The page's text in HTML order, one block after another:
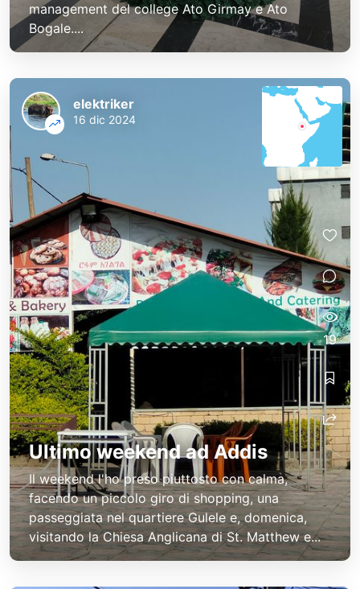
management del college Ato Girmay e Ato
Bogale....
Ultimo weekend ad Addis
Il weekend l'ho preso piuttosto con calma,
facendo un piccolo giro di shopping, una
passeggiata nel quartiere Gulele e, domenica,
visitando la Chiesa Anglicana di St. Matthew e...
elektriker
16 dic 2024
19